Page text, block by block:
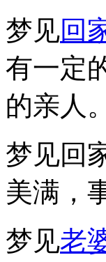
梦见回
有一定
的亲人。
梦见回
美满，
梦见老